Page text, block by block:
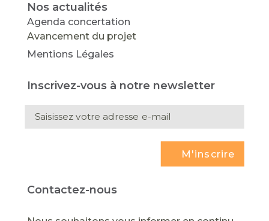
Nos actualités
Agenda concertation
Avancement du projet
Mentions Légales
Inscrivez-vous à notre newsletter
M'inscrire
Contactez-nous